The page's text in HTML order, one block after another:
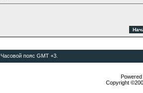
. Часовой пояс GMT +3.
Copyright